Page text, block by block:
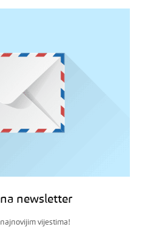
newsletter
vijestima!